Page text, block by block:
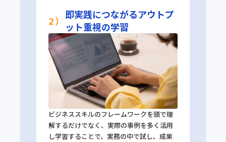
2） 即実践につながるアウトプ
ット重視の学習
ビジネススキルのフレームワークを頭で理
解するだけでなく、実際の事例を多く活用
し学習することで、実務の中で試し、成果